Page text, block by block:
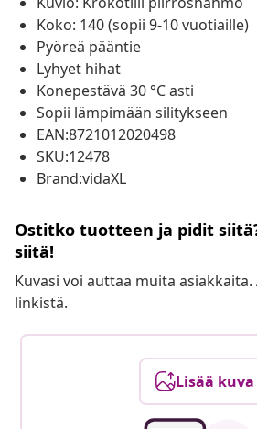
Koko: 140 (sopii 9-10 vuotiaille)
Pyöreä pääntie
Lyhyet hihat
Konepestävä 30 °C asti
Sopii lämpimään silitykseen
EAN:8721012020498
SKU:12478
Brand:vidaXL
Ostitko tuotteen ja pidit
siitä!
Kuvasi voi auttaa muita
linkistä.
Lisää kuva